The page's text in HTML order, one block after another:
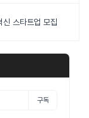
신 스타트업 모집
구독